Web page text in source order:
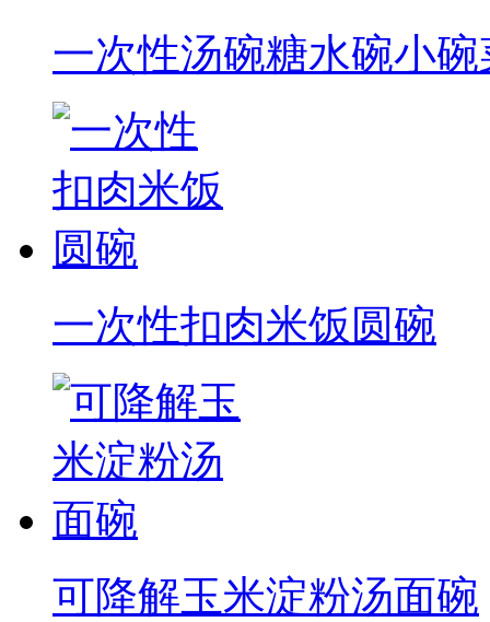
一次性汤碗糖水碗小
一次性扣肉米饭圆碗
可降解玉米淀粉汤面碗